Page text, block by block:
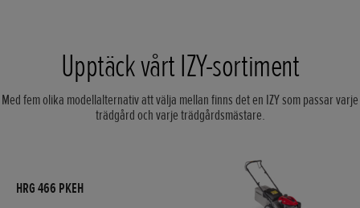
Upptäck vårt IZY-sortiment
Med fem olika modellalternativ att välja mellan finns det en IZY som passar varje
trädgård och varje trädgårdsmästare.